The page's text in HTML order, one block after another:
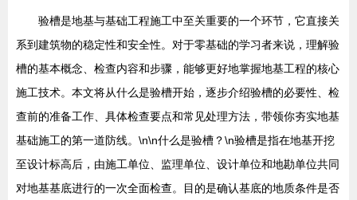
验槽是地基与基础工程施工中至关重要的一个环节，它直接关
系到建筑物的稳定性和安全性。对于零基础的学习者来说，理解验
槽的基本概念、检查内容和步骤，能够更好地掌握地基工程的核心
施工技术。本文将从什么是验槽开始，逐步介绍验槽的必要性、检
查前的准备工作、具体检查要点和常见处理方法，带领你夯实地基
基础施工的第一道防线。\n\n什么是验槽？\n验槽是指在地基开挖
至设计标高后，由施工单位、监理单位、设计单位和地勘单位共同
对地基基底进行的一次全面检查。目的是确认基底的地质条件是否